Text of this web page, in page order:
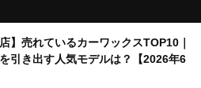
】売れているカーワックスTOP10｜
引き出す人気モデルは？【2026年6